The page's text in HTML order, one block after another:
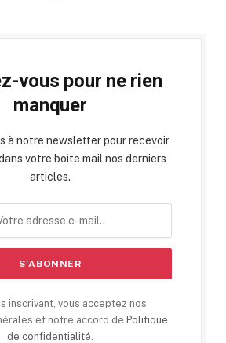
vous pour ne rien
manquer
à notre newsletter pour recevoir
votre boîte mail nos derniers
articles.
inscrivant, vous acceptez nos
et notre accord de Politique
de confidentialité